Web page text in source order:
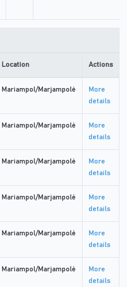
Location Actions
Mariampol/Marjampolė
More
details
Mariampol/Marjampolė
More
details
Mariampol/Marjampolė
More
details
Mariampol/Marjampolė
More
details
Mariampol/Marjampolė
More
details
Mariampol/Marjampolė
More
details